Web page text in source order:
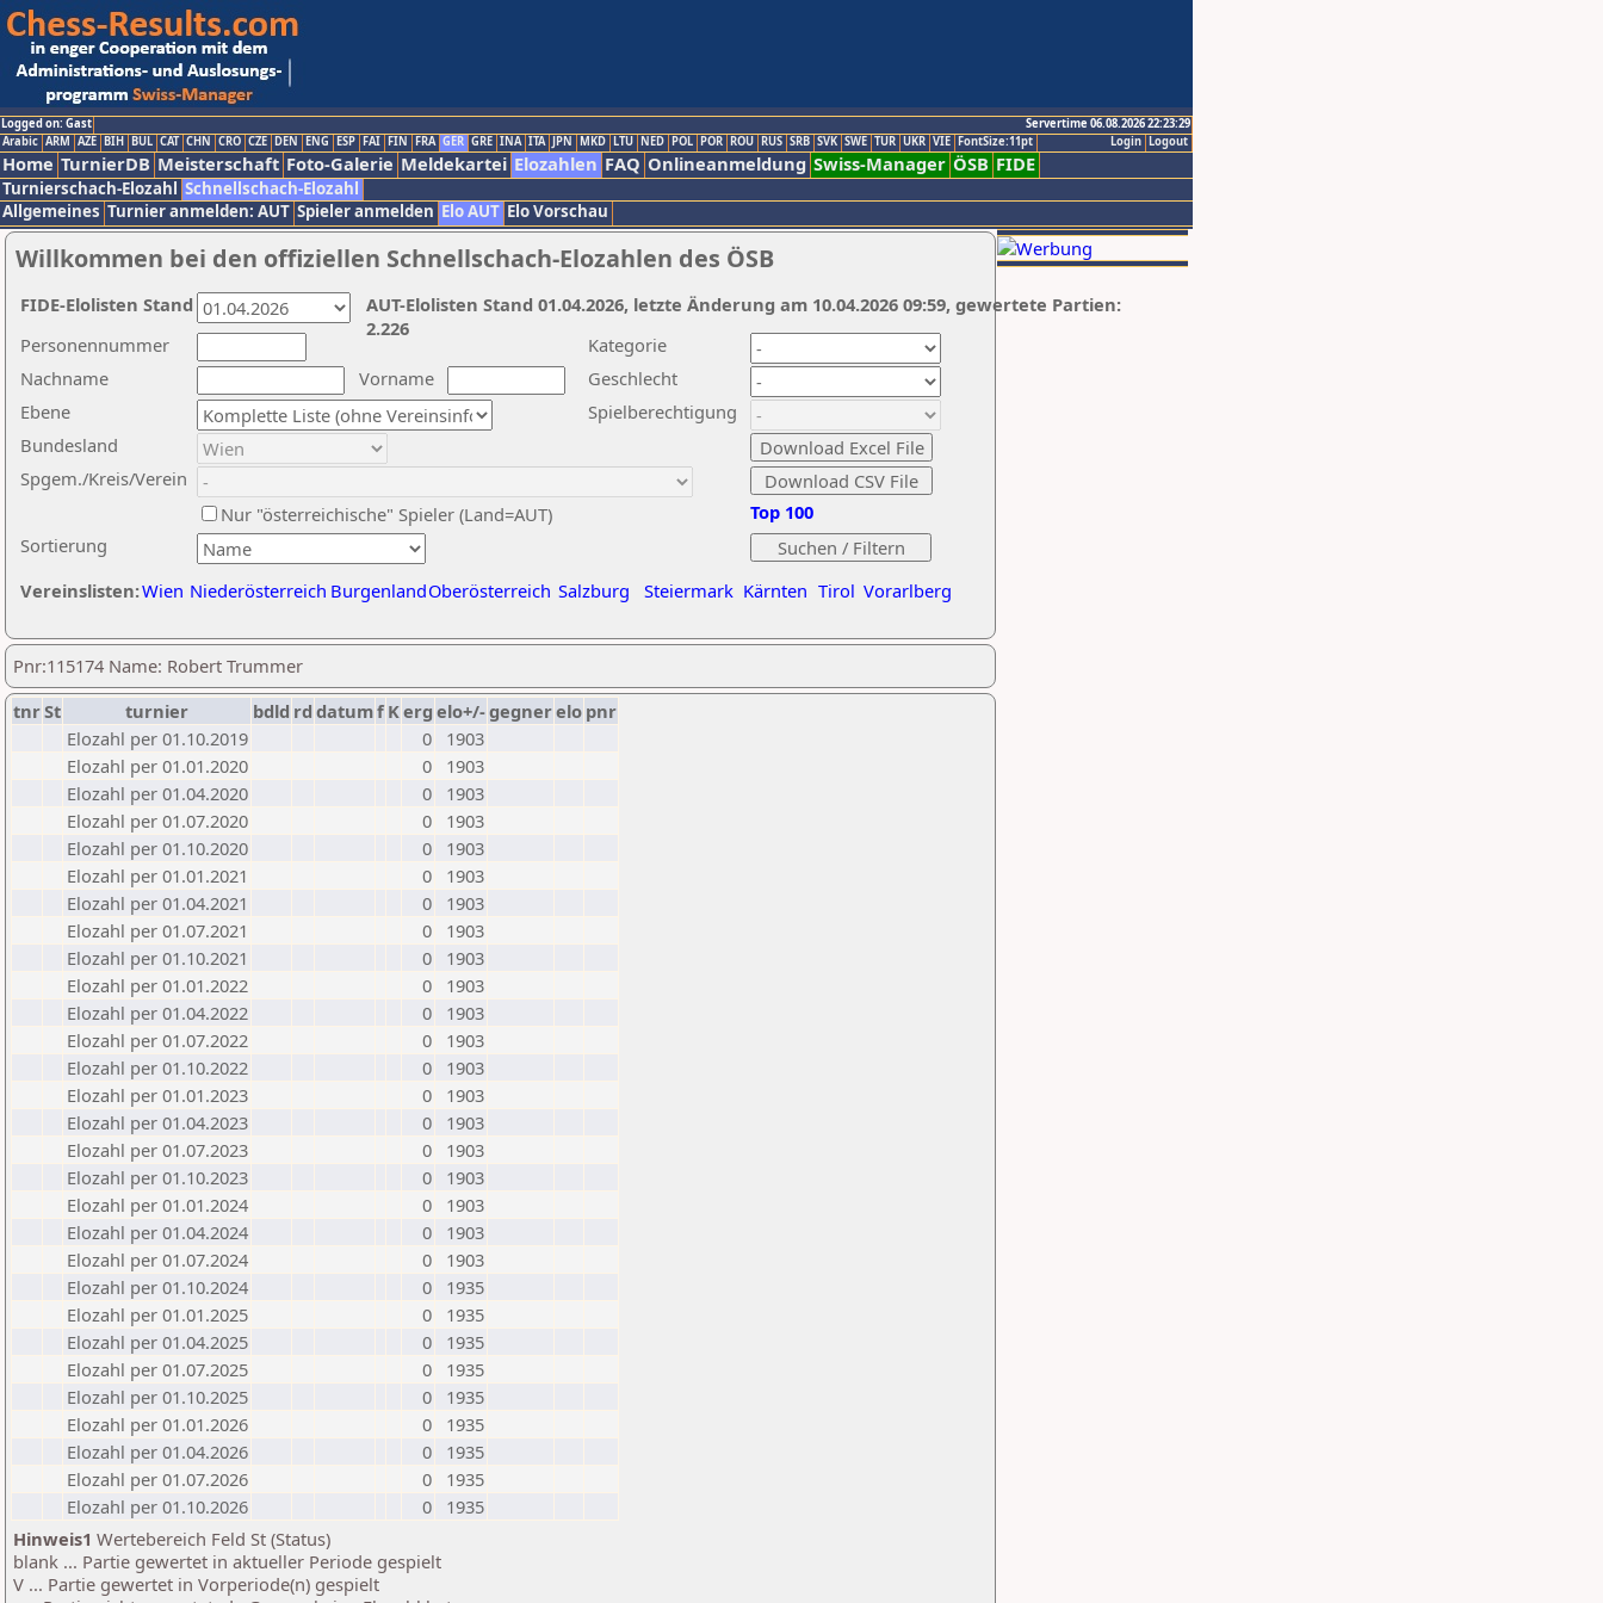
Logged on: Gast
Servertime 06.08.2026 22:23:29
Logout
Login
Arabic ARM AZE BIH BUL CAT CHN CRO CZE DEN ENG ESP FAI FIN FRA GER GRE INA ITA JPN MKD LTU NED POL POR ROU RUS SRB SVK SWE TUR UKR VIE FontSize:11pt
Home TurnierDB Meisterschaft Foto-Galerie Meldekartei Elozahlen FAQ Onlineanmeldung Swiss-Manager ÖSB FIDE
Turnierschach-Elozahl Schnellschach-Elozahl
Allgemeines Turnier anmelden: AUT Spieler anmelden Elo AUT Elo Vorschau
Willkommen bei den offiziellen Schnellschach-Elozahlen des ÖSB
Nachname
Vorname
Ebene
Kategorie
Sortierung
Personennummer
Bundesland
Spgem./Kreis/Verein
Geschlecht
Nur "österreichische" Spieler (Land=AUT)
Spielberechtigung
Vereinslisten:Wien Niederösterreich BurgenlandOberösterreich Salzburg Steiermark Kärnten Tirol Vorarlberg
Top 100
AUT-Elolisten Stand 01.04.2026, letzte Änderung am 10.04.2026 09:59, gewertete Partien:
2.226
FIDE-Elolisten Stand
Pnr:115174 Name: Robert Trummer
tnrSt turnier bdld rd datumf Kerg elo+/-gegnerelo pnr
Elozahl per 01.10.2019
0
1903
Elozahl per 01.01.2020
0
1903
Elozahl per 01.04.2020
0
1903
Elozahl per 01.07.2020
0
1903
Elozahl per 01.10.2020
0
1903
Elozahl per 01.01.2021
0
1903
Elozahl per 01.04.2021
0
1903
Elozahl per 01.07.2021
0
1903
Elozahl per 01.10.2021
0
1903
Elozahl per 01.01.2022
0
1903
Elozahl per 01.04.2022
0
1903
Elozahl per 01.07.2022
0
1903
Elozahl per 01.10.2022
0
1903
Elozahl per 01.01.2023
0
1903
Elozahl per 01.04.2023
0
1903
Elozahl per 01.07.2023
0
1903
Elozahl per 01.10.2023
0
1903
Elozahl per 01.01.2024
0
1903
Elozahl per 01.04.2024
0
1903
Elozahl per 01.07.2024
0
1903
Elozahl per 01.10.2024
0
1935
Elozahl per 01.01.2025
0
1935
Elozahl per 01.04.2025
0
1935
Elozahl per 01.07.2025
0
1935
Elozahl per 01.10.2025
0
1935
Elozahl per 01.01.2026
0
1935
Elozahl per 01.04.2026
0
1935
Elozahl per 01.07.2026
0
1935
Elozahl per 01.10.2026
0
1935
Hinweis1 Wertebereich Feld St (Status)
blank ... Partie gewertet in aktueller Periode gespielt
V ... Partie gewertet in Vorperiode(n) gespielt